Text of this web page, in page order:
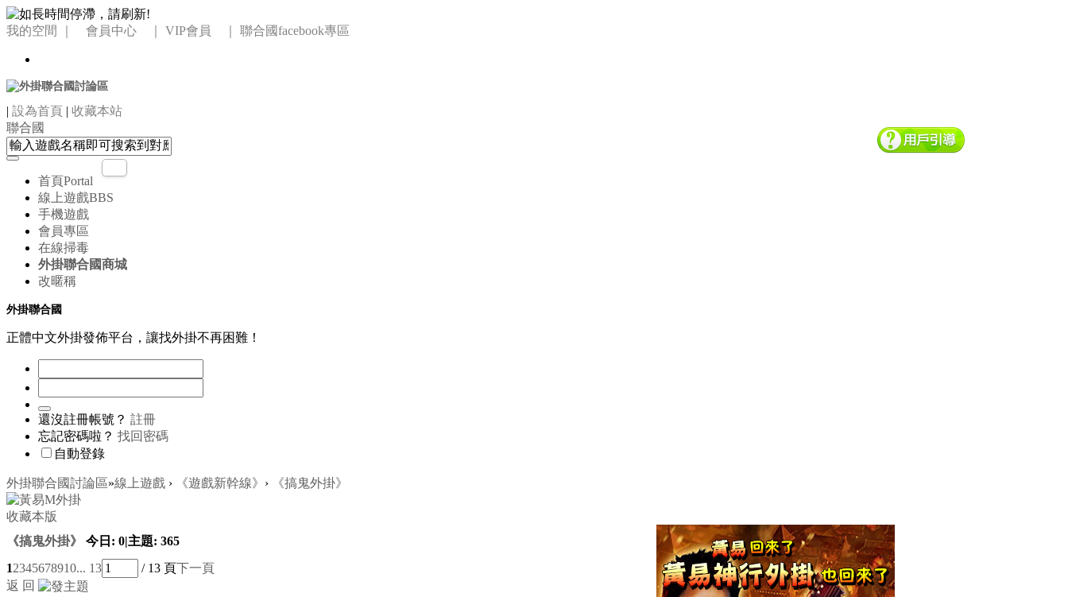
我的空間 ｜ 會員中心 ｜ VIP會員 ｜ 聯合國facebook專區
| 設為首頁 | 收藏本站
聯合國
首頁Portal
線上遊戲BBS
手機遊戲
會員專區
在線掃毒
外掛聯合國商城
改暱稱
外掛聯合國
正體中文外掛發佈平台，讓找外掛不再困難！
還沒註冊帳號？ 註冊
忘記密碼啦？ 找回密碼
自動登錄
外掛聯合國討論區»線上遊戲 › 《遊戲新幹線》 › 《搞鬼外掛》
收藏本版
《搞鬼外掛》
今日: 0|主題: 365
12345678910... 13 / 13 頁下一頁
返 回